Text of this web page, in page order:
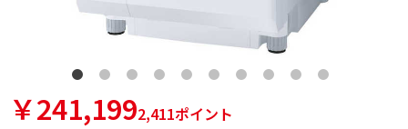
￥241,1992,411ポイント